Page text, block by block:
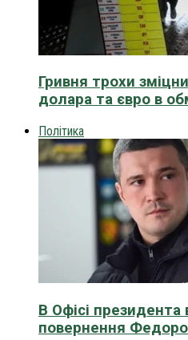
Гривня трохи
долара та євро в
Політика
В Офісі
повернення